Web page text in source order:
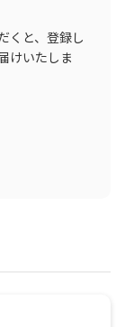
くと、登録し
けいたしま